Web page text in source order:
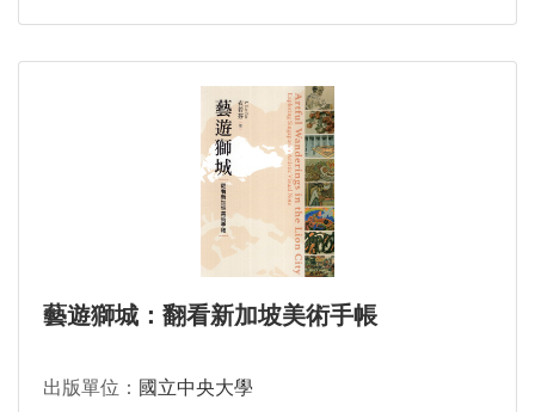
藝遊獅城：翻看新加坡美術手帳
出版單位： 國立中央大學